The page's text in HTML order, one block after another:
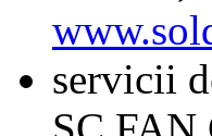
servicii